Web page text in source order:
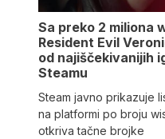
Sa preko 2 miliona
Resident Evil
od najiščekivanijih
Steamu
Steam javno prikazuje
na platformi po broju
otkriva tačne brojke